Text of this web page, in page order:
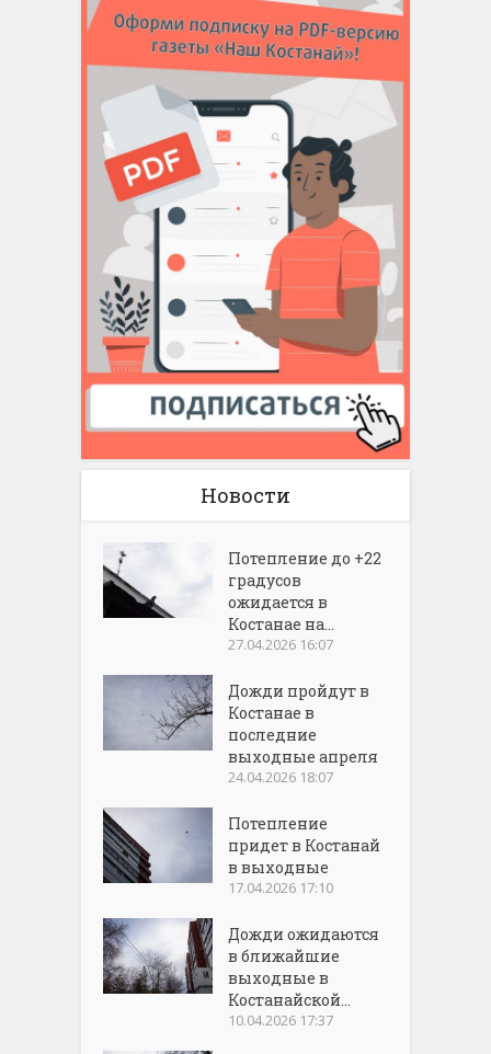
Новости
Потепление до +22
градусов
ожидается в
Костанае на...
27.04.2026 16:07
Дожди пройдут в
Костанае в
последние
выходные апреля
24.04.2026 18:07
Потепление
придет в Костанай
в выходные
17.04.2026 17:10
Дожди ожидаются
в ближайшие
выходные в
Костанайской...
10.04.2026 17:37